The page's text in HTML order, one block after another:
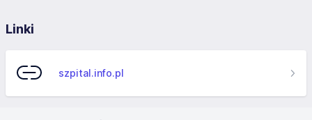
Linki
szpital.info.pl